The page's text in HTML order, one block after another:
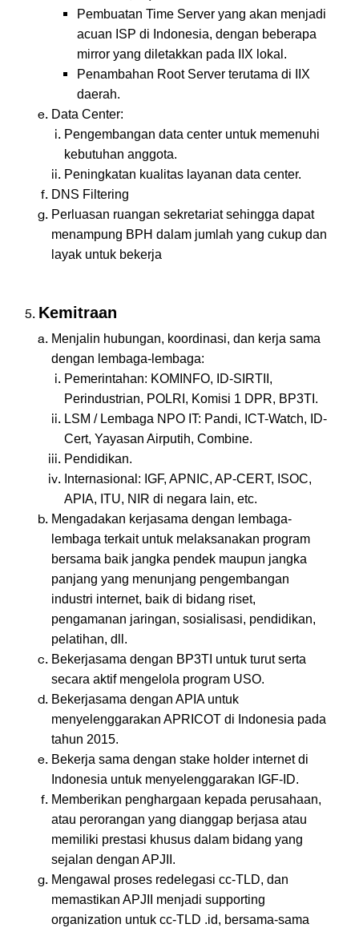
Pembuatan Time Server yang akan menjadi
acuan ISP di Indonesia, dengan beberapa
mirror yang diletakkan pada IIX lokal.
Penambahan Root Server terutama di IIX
daerah.
Data Center:
Pengembangan data center untuk memenuhi
kebutuhan anggota.
Peningkatan kualitas layanan data center.
DNS Filtering
Perluasan ruangan sekretariat sehingga dapat
menampung BPH dalam jumlah yang cukup dan
layak untuk bekerja
Kemitraan
Menjalin hubungan, koordinasi, dan kerja sama
dengan lembaga-lembaga:
Pemerintahan: KOMINFO, ID-SIRTII,
Perindustrian, POLRI, Komisi 1 DPR, BP3TI.
LSM / Lembaga NPO IT: Pandi, ICT-Watch, ID-
Cert, Yayasan Airputih, Combine.
Pendidikan.
Internasional: IGF, APNIC, AP-CERT, ISOC,
APIA, ITU, NIR di negara lain, etc.
Mengadakan kerjasama dengan lembaga-
lembaga terkait untuk melaksanakan program
bersama baik jangka pendek maupun jangka
panjang yang menunjang pengembangan
industri internet, baik di bidang riset,
pengamanan jaringan, sosialisasi, pendidikan,
pelatihan, dll.
Bekerjasama dengan BP3TI untuk turut serta
secara aktif mengelola program USO.
Bekerjasama dengan APIA untuk
menyelenggarakan APRICOT di Indonesia pada
tahun 2015.
Bekerja sama dengan stake holder internet di
Indonesia untuk menyelenggarakan IGF-ID.
Memberikan penghargaan kepada perusahaan,
atau perorangan yang dianggap berjasa atau
memiliki prestasi khusus dalam bidang yang
sejalan dengan APJII.
Mengawal proses redelegasi cc-TLD, dan
memastikan APJII menjadi supporting
organization untuk cc-TLD .id, bersama-sama